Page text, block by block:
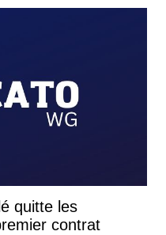
quitte les
contrat